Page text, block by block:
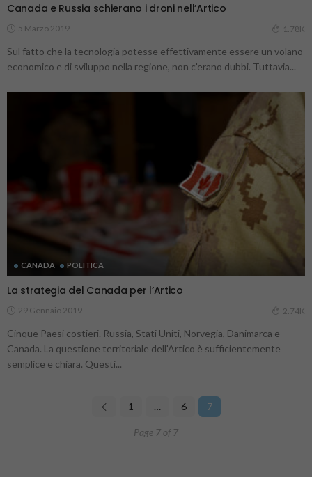
Canada e Russia schierano i droni nell’Artico
5 Marzo 2019 1.78K
Sul fatto che la tecnologia potesse effettivamente essere un volano
economico e di sviluppo nella regione, non c'erano dubbi. Tuttavia...
CANADA POLITICA
La strategia del Canada per l’Artico
29 Gennaio 2019 2.74K
Cinque Paesi costieri. Russia, Stati Uniti, Norvegia, Danimarca e
Canada. La questione territoriale dell'Artico è sufficientemente
semplice e chiara. Questi...
1 … 6 7
Page 7 of 7